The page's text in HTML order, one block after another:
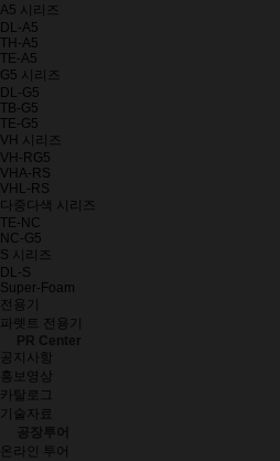
A5 시리즈
DL-A5
TH-A5
TE-A5
G5 시리즈
DL-G5
TB-G5
TE-G5
VH 시리즈
VH-RG5
VHA-RS
VHL-RS
다중다색 시리즈
TE-NC
NC-G5
S 시리즈
DL-S
Super-Foam
전용기
파렛트 전용기
PR Center
공지사항
홍보영상
카탈로그
기술자료
공장투어
온라인 투어